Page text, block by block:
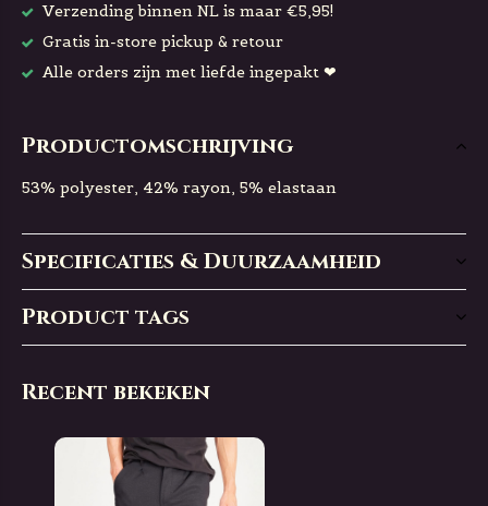
Verzending binnen NL is maar €5,95!
Gratis in-store pickup & retour
Alle orders zijn met liefde ingepakt ❤
Productomschrijving
53% polyester, 42% rayon, 5% elastaan
Specificaties & Duurzaamheid
Product tags
Recent bekeken